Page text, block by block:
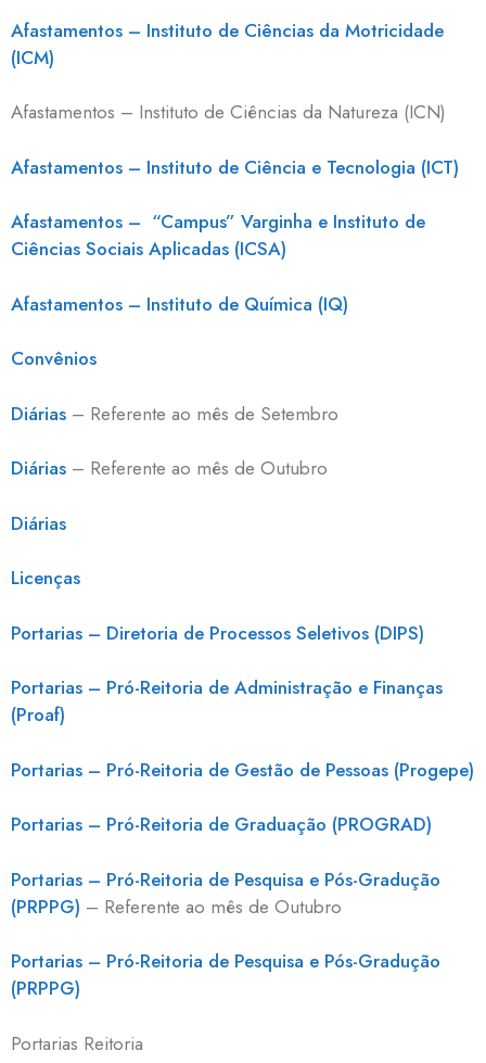
Afastamentos – Instituto de Ciências da Motricidade
(ICM)
Afastamentos – Instituto de Ciências da Natureza (ICN)
Afastamentos – Instituto de Ciência e Tecnologia (ICT)
Afastamentos – “Campus” Varginha e Instituto de
Ciências Sociais Aplicadas (ICSA)
Afastamentos – Instituto de Química (IQ)
Convênios
Diárias – Referente ao mês de Setembro
Diárias – Referente ao mês de Outubro
Diárias
Licenças
Portarias – Diretoria de Processos Seletivos (DIPS)
Portarias – Pró-Reitoria de Administração e Finanças
(Proaf)
Portarias – Pró-Reitoria de Gestão de Pessoas (Progepe)
Portarias – Pró-Reitoria de Graduação (PROGRAD)
Portarias – Pró-Reitoria de Pesquisa e Pós-Gradução
(PRPPG) – Referente ao mês de Outubro
Portarias – Pró-Reitoria de Pesquisa e Pós-Gradução
(PRPPG)
Portarias Reitoria